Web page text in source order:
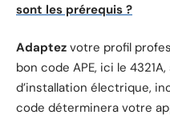
sont les prérequis ?
Adaptez votre profil
bon code APE, ici le
d’installation électrique,
code déterminera votre